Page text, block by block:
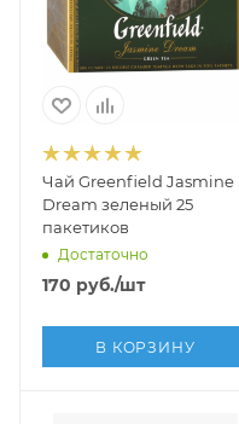
Чай Greenfield Jasmine
Dream зеленый 25
пакетиков
Достаточно
170 руб./шт
В КОРЗИНУ